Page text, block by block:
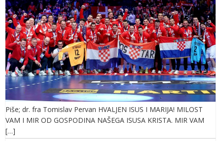
Piše; dr. fra Tomislav Pervan HVALJEN ISUS I MARIJA! MILOST
VAM I MIR OD GOSPODINA NAŠEGA ISUSA KRISTA. MIR VAM
[…]